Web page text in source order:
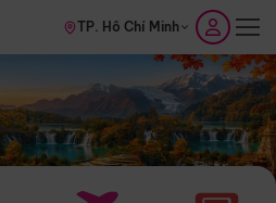
TP. Hồ Chí Minh